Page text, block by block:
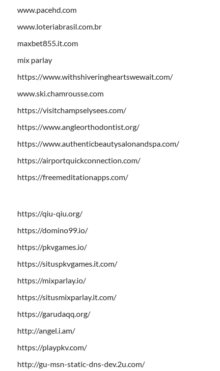
www.pacehd.com
www.loteriabrasil.com.br
maxbet855.it.com
mix parlay
https://www.withshiveringheartswewait.com/
www.ski.chamrousse.com
https://visitchampselysees.com/
https://www.angleorthodontist.org/
https://www.authenticbeautysalonandspa.com/
https://airportquickconnection.com/
https://freemeditationapps.com/
https://qiu-qiu.org/
https://domino99.io/
https://pkvgames.io/
https://situspkvgames.it.com/
https://mixparlay.io/
https://situsmixparlay.it.com/
https://garudaqq.org/
http://angel.i.am/
https://playpkv.com/
http://gu-msn-static-dns-dev.2u.com/